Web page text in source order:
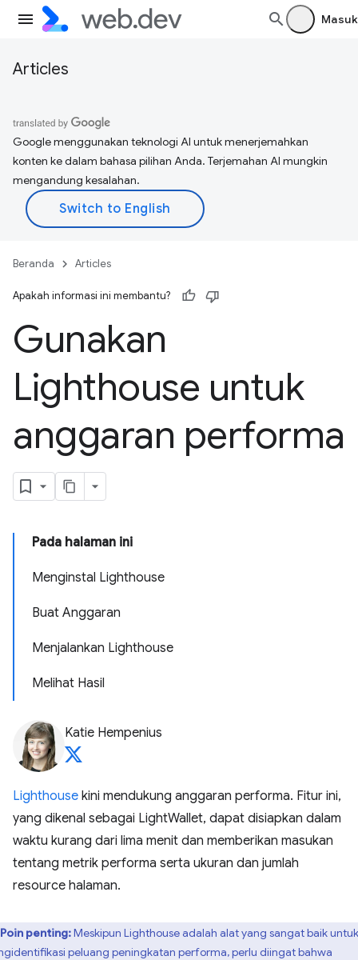
Masuk
Articles
Google menggunakan teknologi AI untuk menerjemahkan
konten ke dalam bahasa pilihan Anda. Terjemahan AI mungkin
mengandung kesalahan.
Beranda Articles
Apakah informasi ini membantu?
Gunakan
Lighthouse untuk
anggaran performa
Pada halaman ini
Menginstal Lighthouse
Buat Anggaran
Menjalankan Lighthouse
Melihat Hasil
Katie Hempenius
Lighthouse kini mendukung anggaran performa. Fitur ini,
yang dikenal sebagai LightWallet, dapat disiapkan dalam
waktu kurang dari lima menit dan memberikan masukan
tentang metrik performa serta ukuran dan jumlah
resource halaman.
Poin penting:Meskipun Lighthouse adalah alat yang sangat baik untuk
peluang peningkatan performa, perlu diingat bahwa